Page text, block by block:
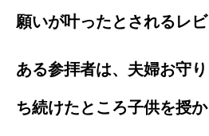
願いが叶ったとされるレ
ある参拝者は、夫婦お守
ち続けたところ子供を授